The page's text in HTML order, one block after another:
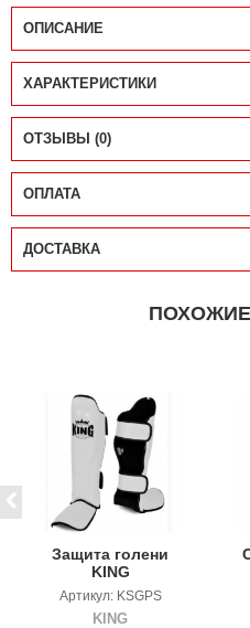
ОПИСАНИЕ
ХАРАКТЕРИСТИКИ
ОТЗЫВЫ (0)
ОПЛАТА
ДОСТАВКА
Защита голени
KING
"Professional"
(иск. кожа)
Артикул: KSGPS
KING